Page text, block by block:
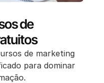
de
de marketing
para dominar